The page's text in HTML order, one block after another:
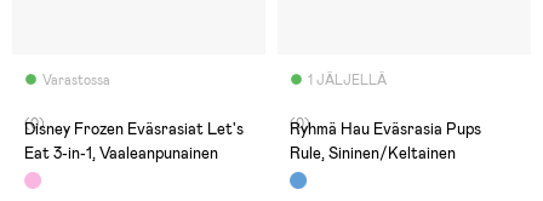
Varastossa
(0)
Disney Frozen Eväsrasiat Let's
Eat 3-in-1, Vaaleanpunainen
1 JÄLJELLÄ
(0)
Ryhmä Hau Eväsrasia Pups
Rule, Sininen/Keltainen